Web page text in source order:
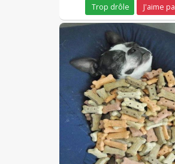
Trop drôle J'aime